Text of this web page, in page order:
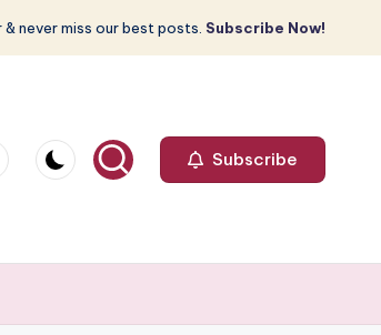
never miss our best posts. Subscribe Now!
Subscribe